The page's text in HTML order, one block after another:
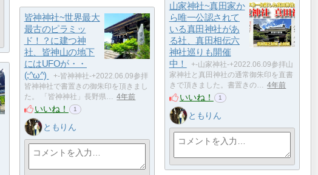
山家神社~真田家か
ら唯一公認されて
いる真田神社があ
る社、真田相伝六
神社巡りも開催
中！
+-山家神社-+2022.06.09参拝山
家神社と真田神社の通常御朱印を直書
きで頂きました。書置きの…
4年前
いいね！ 1
ともりん
皆神神社~世界最大
最古のピラミッ
ド！？に建つ神
社、皆神山の地下
にはUFOが・・
(;^ω^)
+-皆神神社-+2022.06.09参拝
皆神神社で書置きの御朱印を頂きまし
た。 「皆神神社」長野県…
4年前
いいね！ 1
ともりん